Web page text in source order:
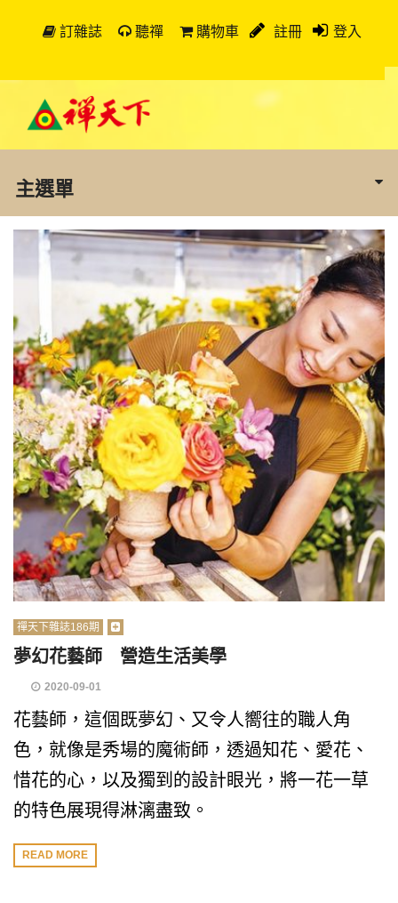
訂雜誌 聽禪 購物車 註冊 登入
主選單
禪天下雜誌186期
夢幻花藝師 營造生活美學
2020-09-01
花藝師，這個既夢幻、又令人嚮往的職人角
色，就像是秀場的魔術師，透過知花、愛花、
惜花的心，以及獨到的設計眼光，將一花一草
的特色展現得淋漓盡致。
READ MORE